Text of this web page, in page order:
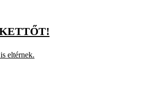
eltérnek.